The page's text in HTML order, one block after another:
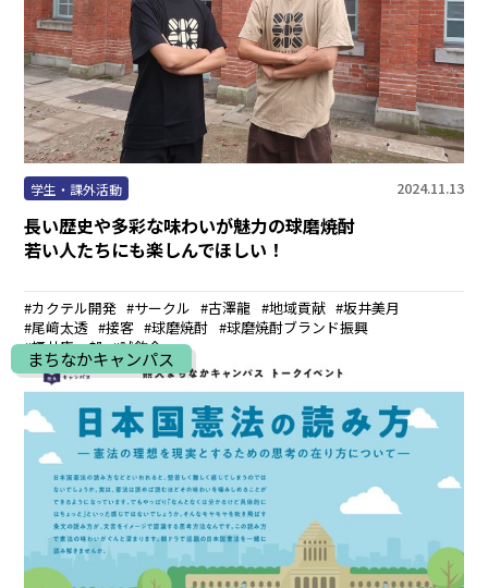
学生・課外活動 2024.11.13
長い歴史や多彩な味わいが魅力の球磨焼酎
若い人たちにも楽しんでほしい！
カクテル開発 サークル 古澤龍 地域貢献
坂井美月
尾﨑太透
接客 球磨焼酎
球磨焼酎ブランド振興
福井康一郎
試飲会
まちなかキャンパス